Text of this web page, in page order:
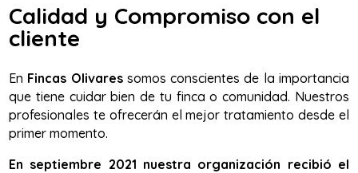
Calidad y Compromiso con el
cliente
En Fincas Olivaressomos conscientes de la importancia
que tiene cuidar bien de tu finca o comunidad. Nuestros
profesionales te ofrecerán el mejor tratamiento desde el
primer momento.
En septiembre 2021 nuestra organización recibió el